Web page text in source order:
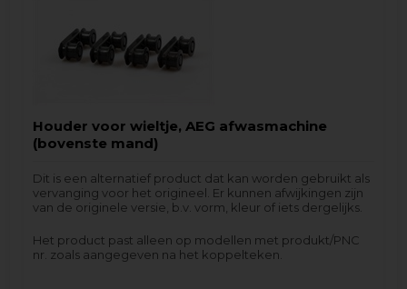
Houder voor wieltje, AEG afwasmachine
(bovenste mand)
Dit is een alternatief product dat kan worden gebruikt als
vervanging voor het origineel. Er kunnen afwijkingen zijn
van de originele versie, b.v. vorm, kleur of iets dergelijks.
Het product past alleen op modellen met produkt/PNC
nr. zoals aangegeven na het koppelteken.